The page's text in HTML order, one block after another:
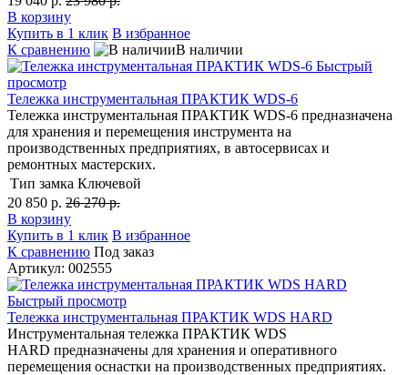
В корзину
Купить в 1 клик В избранное
К сравнению
В наличии
Быстрый
просмотр
Тележка инструментальная ПРАКТИК WDS-6
Тележка инструментальная ПРАКТИК WDS-6 предназначена
для хранения и перемещения инструмента на
производственных предприятиях, в автосервисах и
ремонтных мастерских.
Тип замка Ключевой
20 850 р. 26 270 р.
В корзину
Купить в 1 клик В избранное
К сравнению Под заказ
Артикул: 002555
Быстрый просмотр
Тележка инструментальная ПРАКТИК WDS HARD
Инструментальная тележка ПРАКТИК WDS
HARD предназначены для хранения и оперативного
перемещения оснастки на производственных предприятиях.